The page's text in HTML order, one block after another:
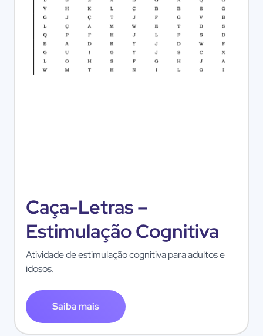
Caça-Letras –
Estimulação Cognitiva
Atividade de estimulação cognitiva para adultos e
idosos.
Saiba mais